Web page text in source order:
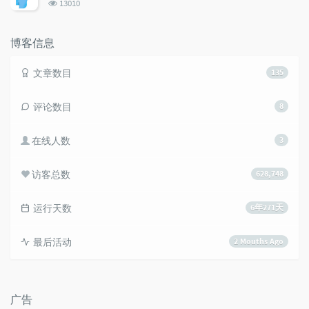
13010
博客信息
135
文章数目
8
评论数目
3
在线人数
628,748
访客总数
6年271天
运行天数
2 Mouths Ago
最后活动
广告